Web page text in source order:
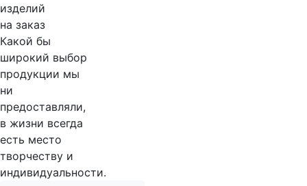
изделий
на заказ
Какой бы
широкий выбор
продукции мы
ни
предоставляли,
в жизни всегда
есть место
творчеству и
индивидуальности.